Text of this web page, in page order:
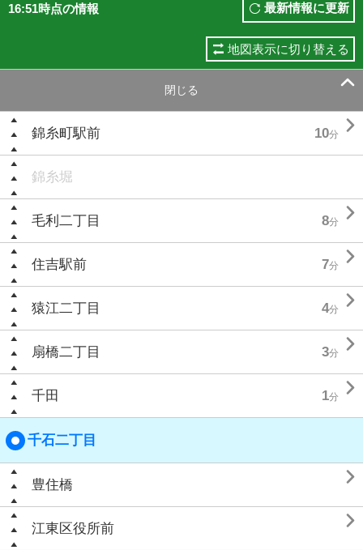
16:51時点の情報 最新情報に更新
地図表示に切り替える
閉じる 
錦糸町駅前 10分 
錦糸堀
毛利二丁目 8分 
住吉駅前 7分 
猿江二丁目 4分 
扇橋二丁目 3分 
千田 1分 
千石二丁目
豊住橋 
江東区役所前 